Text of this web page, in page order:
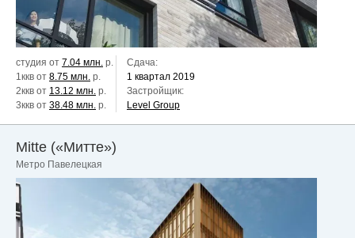
студия от 7.04 млн. р.
1ккв от 8.75 млн. р.
2ккв от 13.12 млн. р.
3ккв от 38.48 млн. р.
Сдача:
1 квартал 2019
Застройщик:
Level Group
Mitte («Митте»)
Метро Павелецкая